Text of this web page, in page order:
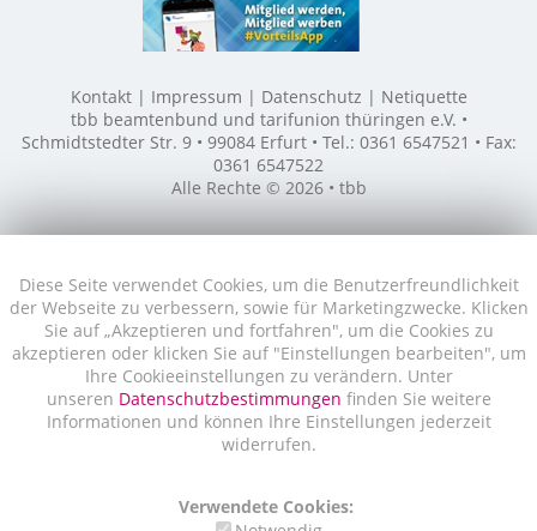
Diese Seite verwendet Cookies, um die Benutzerfreundlichkeit
der Webseite zu verbessern, sowie für Marketingzwecke. Klicken
Sie auf „Akzeptieren und fortfahren", um die Cookies zu
akzeptieren oder klicken Sie auf "Einstellungen bearbeiten", um
Ihre Cookieeinstellungen zu verändern. Unter
unseren Datenschutzbestimmungen finden Sie weitere
Informationen und können Ihre Einstellungen jederzeit
widerrufen.
Verwendete Cookies:
Kontakt Impressum Datenschutz
Netiquette
tbb beamtenbund und tarifunion thüringen e.V. •
Schmidtstedter Str. 9 • 99084 Erfurt • Tel.: 0361 6547521 • Fax:
0361 6547522
Alle Rechte © 2026 • tbb